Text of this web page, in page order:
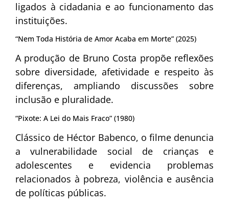
ligados à cidadania e ao funcionamento das
instituições.
“Nem Toda História de Amor Acaba em Morte” (2025)
A produção de Bruno Costa propõe reflexões
sobre diversidade, afetividade e respeito às
diferenças, ampliando discussões sobre
inclusão e pluralidade.
“Pixote: A Lei do Mais Fraco” (1980)
Clássico de Héctor Babenco, o filme denuncia
a vulnerabilidade social de crianças e
adolescentes e evidencia problemas
relacionados à pobreza, violência e ausência
de políticas públicas.